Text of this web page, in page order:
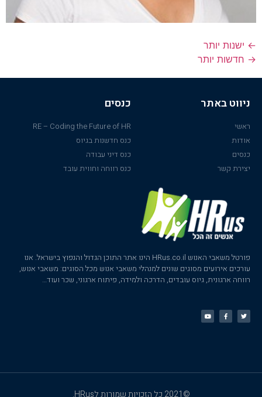
← ישנות יותר
→ חדשות יותר
ניווט באתר
ראשי
אודות
כנסים
יצירת קשר
כנסים
RE – Coding the Future of HR
כנס חדשנות בגיוס
כנס דיני עבודה
כנס רווחה וחווית עובד
פורטל משאבי האנוש HRus.co.il הינו אתר התוכן הגדול והנפוץ בישראל. אנו
עורכים אירועים מסוגים שונים למנהלי משאבי אנוש מכל הסוגים: משאבי אנוש,
רווחה ארגונית, גיוס עובדים, הדרכה ולמידה, פיתוח ארגוני, שכר ועוד…